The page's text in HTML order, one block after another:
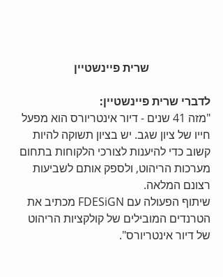
שרית פיינשטיין
לדברי שרית פיינשטיין:
"מזה 41 שנים - דיור אינטריורס הוא מפעל
חייו של ציון שגב. יש בציון תשוקה להיות
קשוב כדי להיענות לצורכי הלקוחות בתחום
מערכות הריהוט, ולספק אותם לשביעות
רצונם המלאה.
שיתוף הפעולה עם FDESiGN מכתיב את
הטרנדים המובילים של קולקציות הריהוט
של דיור אינטריורס".